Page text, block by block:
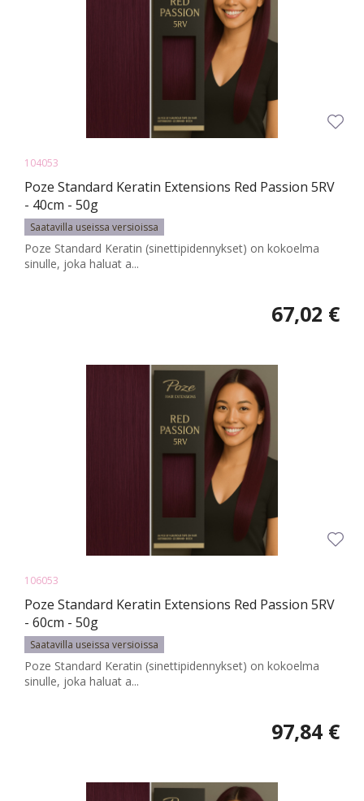
104053
Poze Standard Keratin Extensions Red Passion 5RV
- 40cm - 50g
Saatavilla useissa versioissa
Poze Standard Keratin (sinettipidennykset) on kokoelma
sinulle, joka haluat a...
67,02 €
106053
Poze Standard Keratin Extensions Red Passion 5RV
- 60cm - 50g
Saatavilla useissa versioissa
Poze Standard Keratin (sinettipidennykset) on kokoelma
sinulle, joka haluat a...
97,84 €